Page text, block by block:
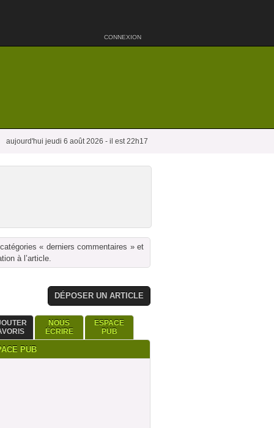
CONNEXION
aujourd'hui jeudi 6 août 2026 - il est 22h17
« derniers commentaires » et
à l’article.
DÉPOSER UN ARTICLE
NOUS
ÉCRIRE
ESPACE
PUB
PUB